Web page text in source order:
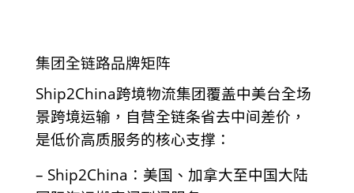
集团全链路品牌矩阵
Ship2China跨境物流集团覆盖中美台全场
景跨境运输，自营全链条省去中间差价，
是低价高质服务的核心支撑：
– Ship2China：美国、加拿大至中国大陆